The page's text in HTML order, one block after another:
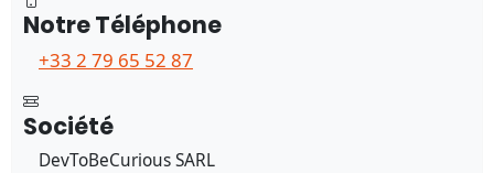
Notre Téléphone
+33 2 79 65 52 87
Société
DevToBeCurious SARL